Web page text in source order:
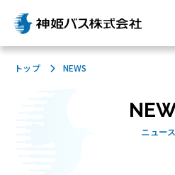
トップ NEWS
ニュース